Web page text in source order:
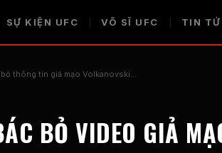
SỰ KIỆN UFC VÕ SĨ UFC TIN
bỏ thông tin giả mạo Volkanovski…
BỎ VIDEO GIẢ